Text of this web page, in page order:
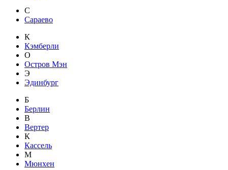
С
Сараево
К
Кэмберли
О
Остров Мэн
Э
Эдинбург
Б
Берлин
В
Вертер
К
Кассель
М
Мюнхен